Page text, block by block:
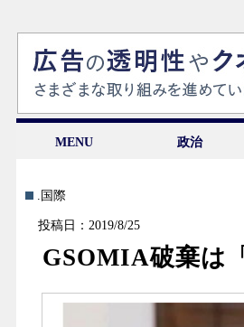
MENU 政治
.国際
投稿日：2019/8/25
GSOMIA破棄は